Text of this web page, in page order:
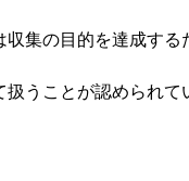
集の目的を達成する
うことが認められ